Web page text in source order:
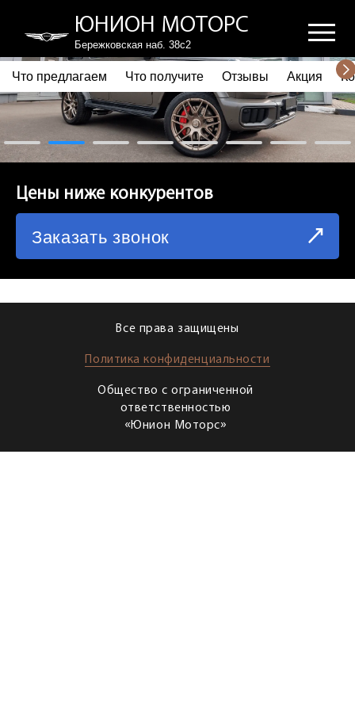
ЮНИОН МОТОРС
Бережковская наб. 38с2
ПОЧЕМУ ВЫБИРАЮТ НАС
ЧТО ПРЕДЛАГАЕМ
ЧТО ПОЛУЧИТЕ
СХЕМА ПРОЕЗДА
Что предлагаем Что получите Отзывы Акция
Цены ниже конкурентов
Заказать звонок
Все права защищены
Политика конфиденциальности
Общество с ограниченной
ответственностью
«Юнион Моторс»